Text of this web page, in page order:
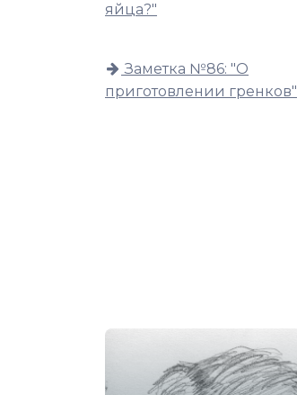
яйца?"
Заметка №86: "О
приготовлении гренков"